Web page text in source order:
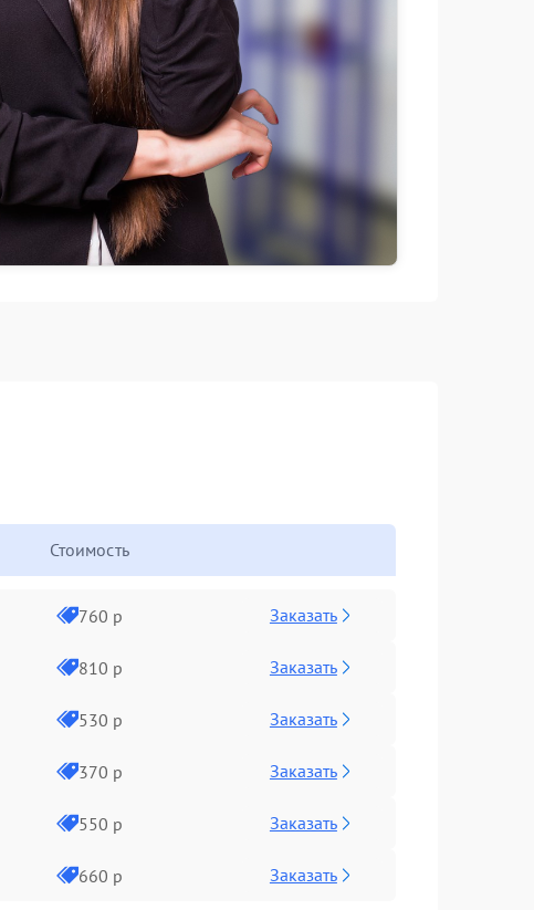
Стоимость
760 р Заказать
810 р Заказать
530 р Заказать
370 р Заказать
550 р Заказать
660 р Заказать